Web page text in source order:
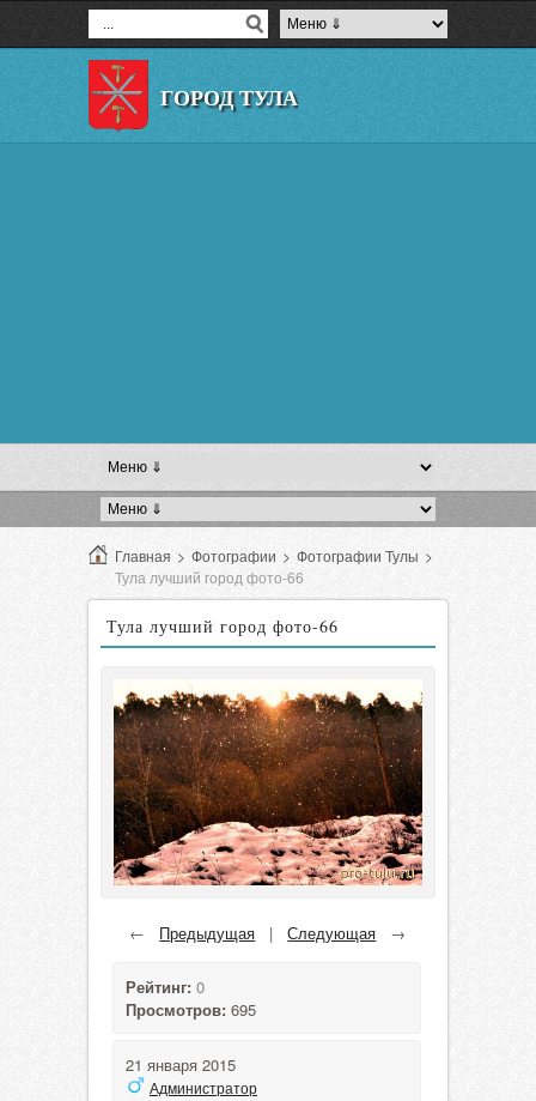
ГОРОД ТУЛА
Главная > Фотографии > Фотографии Тулы >
Тула лучший город фото-66
Тула лучший город фото-66
← Предыдущая |Следующая →
Рейтинг: 0
Просмотров: 695
21 января 2015
Администратор